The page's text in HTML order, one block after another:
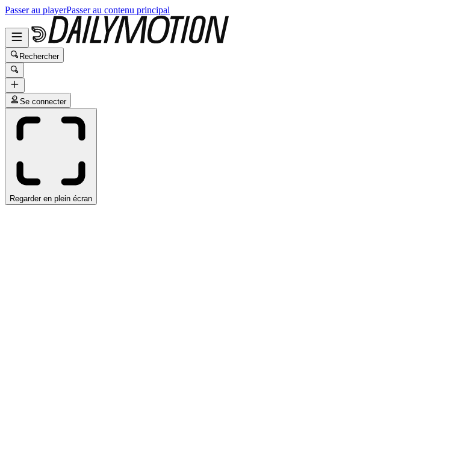
Passer au playerPasser au contenu principal
Rechercher
Se connecter
Regarder en plein écran